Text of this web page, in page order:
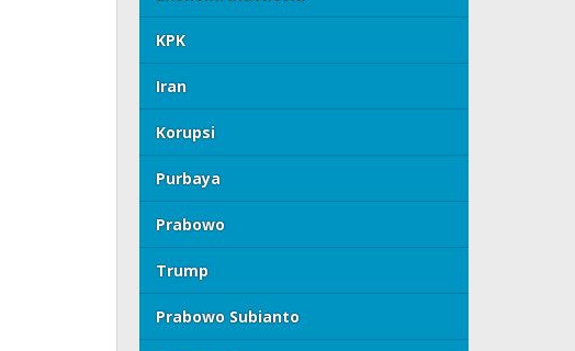
KPK
Iran
Korupsi
Purbaya
Prabowo
Trump
Prabowo Subianto